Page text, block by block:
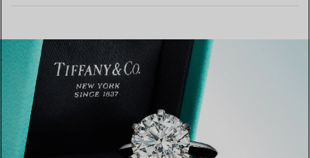
MEHR ERFAHREN
EINEN STORE IN IHRER NÄHE FINDEN